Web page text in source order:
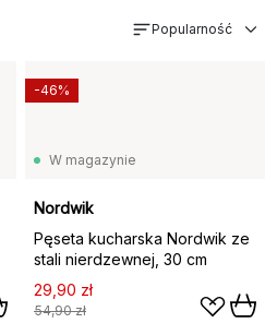
Popularność
W magazynie
Nordwik
Pęseta kucharska Nordwik ze
stali nierdzewnej, 30 cm
29,90 zł
54,90 zł
-46%